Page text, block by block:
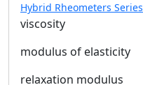
Hybrid Rheometers Series
viscosity
modulus of elasticity
relaxation modulus